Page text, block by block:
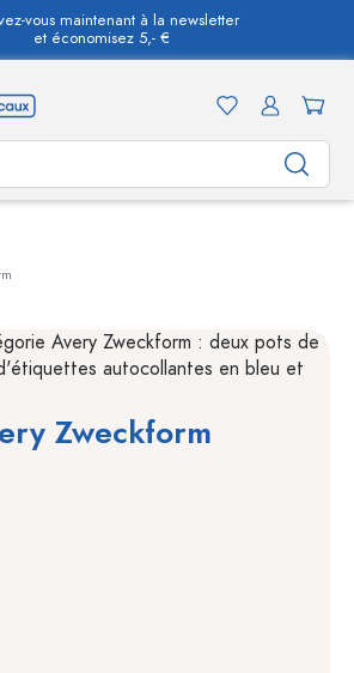
vous maintenant à la newsletter
et économisez 5,- €
Zweckform